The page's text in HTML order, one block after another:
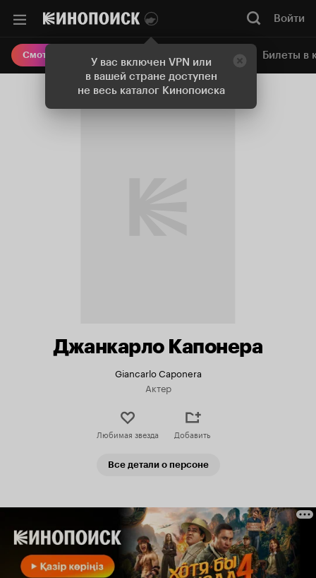
У вас включен VPN или
в вашей стране доступен
не весь каталог Кинопоиска
Войти
Смотреть кино Онлайн-кинотеатр Билеты в
Джанкарло Капонера
Giancarlo Caponera
Актер
Любимая звезда Добавить
Все детали о персоне